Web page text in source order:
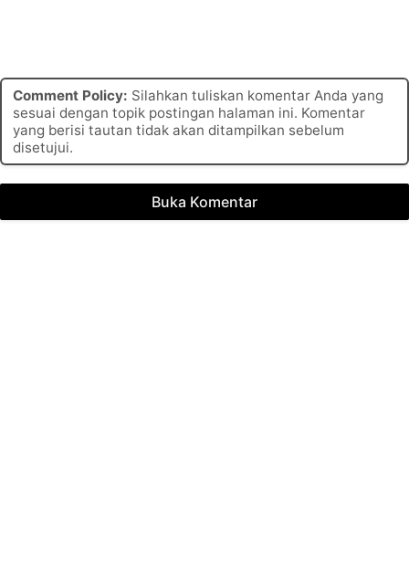
Comment Policy: Silahkan tuliskan komentar Anda yang
sesuai dengan topik postingan halaman ini. Komentar
yang berisi tautan tidak akan ditampilkan sebelum
disetujui.
Buka Komentar